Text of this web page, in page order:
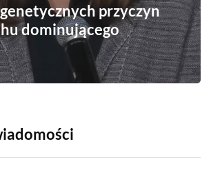
przyczyn
dominującego